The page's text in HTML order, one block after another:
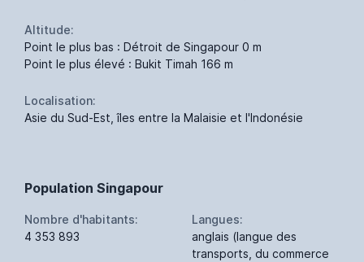
Altitude:
Point le plus bas : Détroit de Singapour 0 m
Point le plus élevé : Bukit Timah 166 m
Localisation:
Asie du Sud-Est, îles entre la Malaisie et l'Indonésie
Population Singapour
Nombre d'habitants:
4 353 893
Langues:
anglais (langue des
transports, du commerce